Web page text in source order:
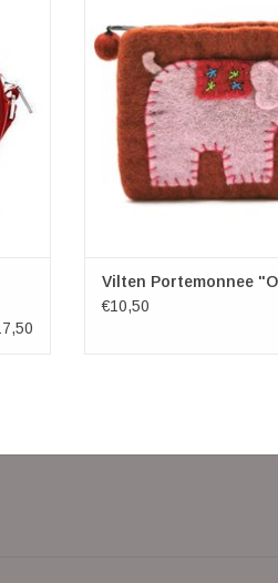
Afmetingen: (bxhxd) ca.
0,5cm
TOEVOEGEN AAN
Vilten Portemonnee
€10,50